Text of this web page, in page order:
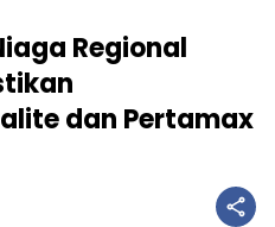
Regional
dan Pertamax